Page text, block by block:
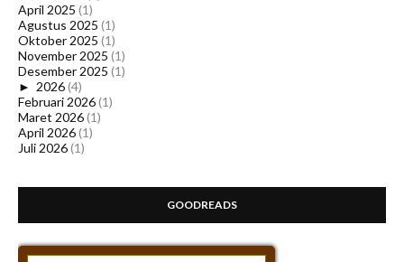
April 2025 (1)
Agustus 2025 (1)
Oktober 2025 (1)
November 2025 (1)
Desember 2025 (1)
► 2026(4)
Februari 2026(1)
Maret 2026(1)
April 2026(1)
Juli 2026(1)
GOODREADS